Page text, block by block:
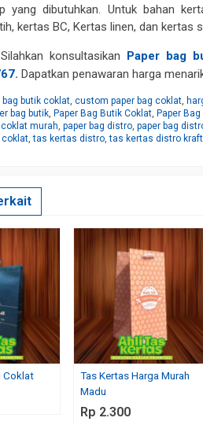
yang dibutuhkan. Untuk bahan
kertas BC, Kertas linen, dan kertas
konsultasikan Paper bag
Dapatkan penawaran harga
bag butik coklat,custom paper bag coklat,
bag butik, Paper Bag Butik Coklat, Paper
coklat murah,paper bag distro,paper bag
,tas kertas distro,tas kertas distro
Coklat
Tas Kertas Harga Murah
Madu
Rp 2.300